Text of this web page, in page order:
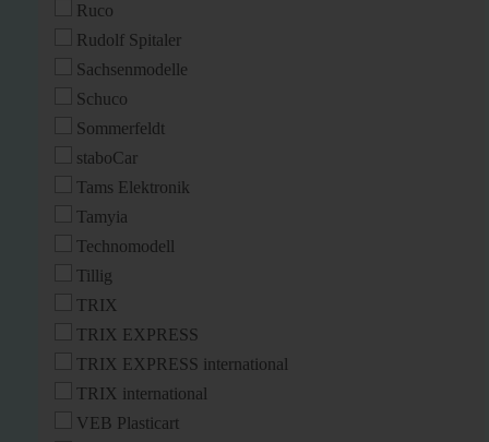
Ruco
Rudolf Spitaler
Sachsenmodelle
Schuco
Sommerfeldt
staboCar
Tams Elektronik
Tamyia
Technomodell
Tillig
TRIX
TRIX EXPRESS
TRIX EXPRESS international
TRIX international
VEB Plasticart